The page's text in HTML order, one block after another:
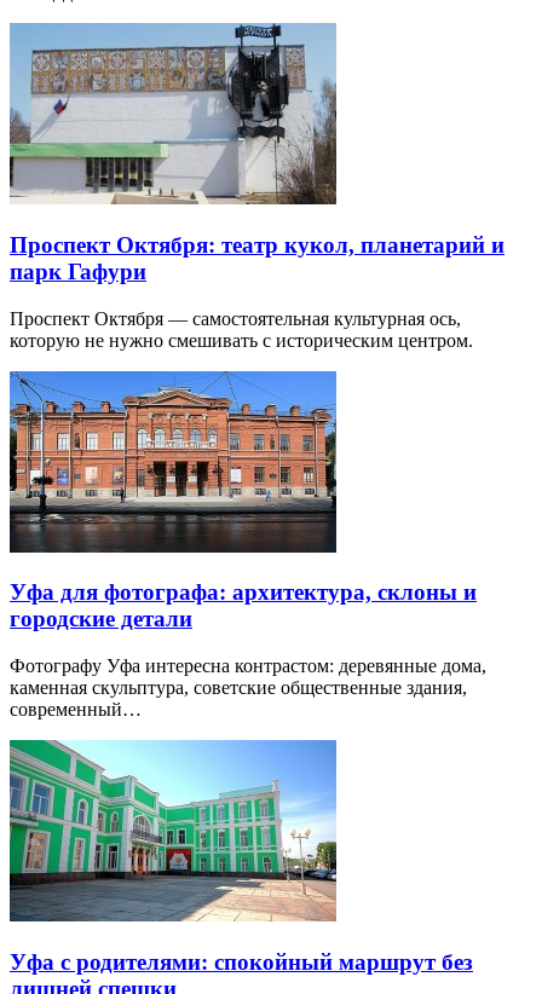
Проспект Октября: театр кукол, планетарий и
парк Гафури
Проспект Октября — самостоятельная культурная ось,
которую не нужно смешивать с историческим центром.
Уфа для фотографа: архитектура, склоны и
городские детали
Фотографу Уфа интересна контрастом: деревянные дома,
каменная скульптура, советские общественные здания,
современный…
Уфа с родителями: спокойный маршрут без
лишней спешки